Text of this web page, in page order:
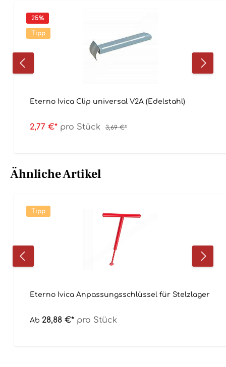
25%
Tipp
Eterno Ivica Clip universal V2A (Edelstahl)
2,77 €* pro Stück 3,69 €*
Ähnliche Artikel
Tipp
Eterno Ivica Anpassungsschlüssel für Stelzlager
Ab 28,88 €* pro Stück